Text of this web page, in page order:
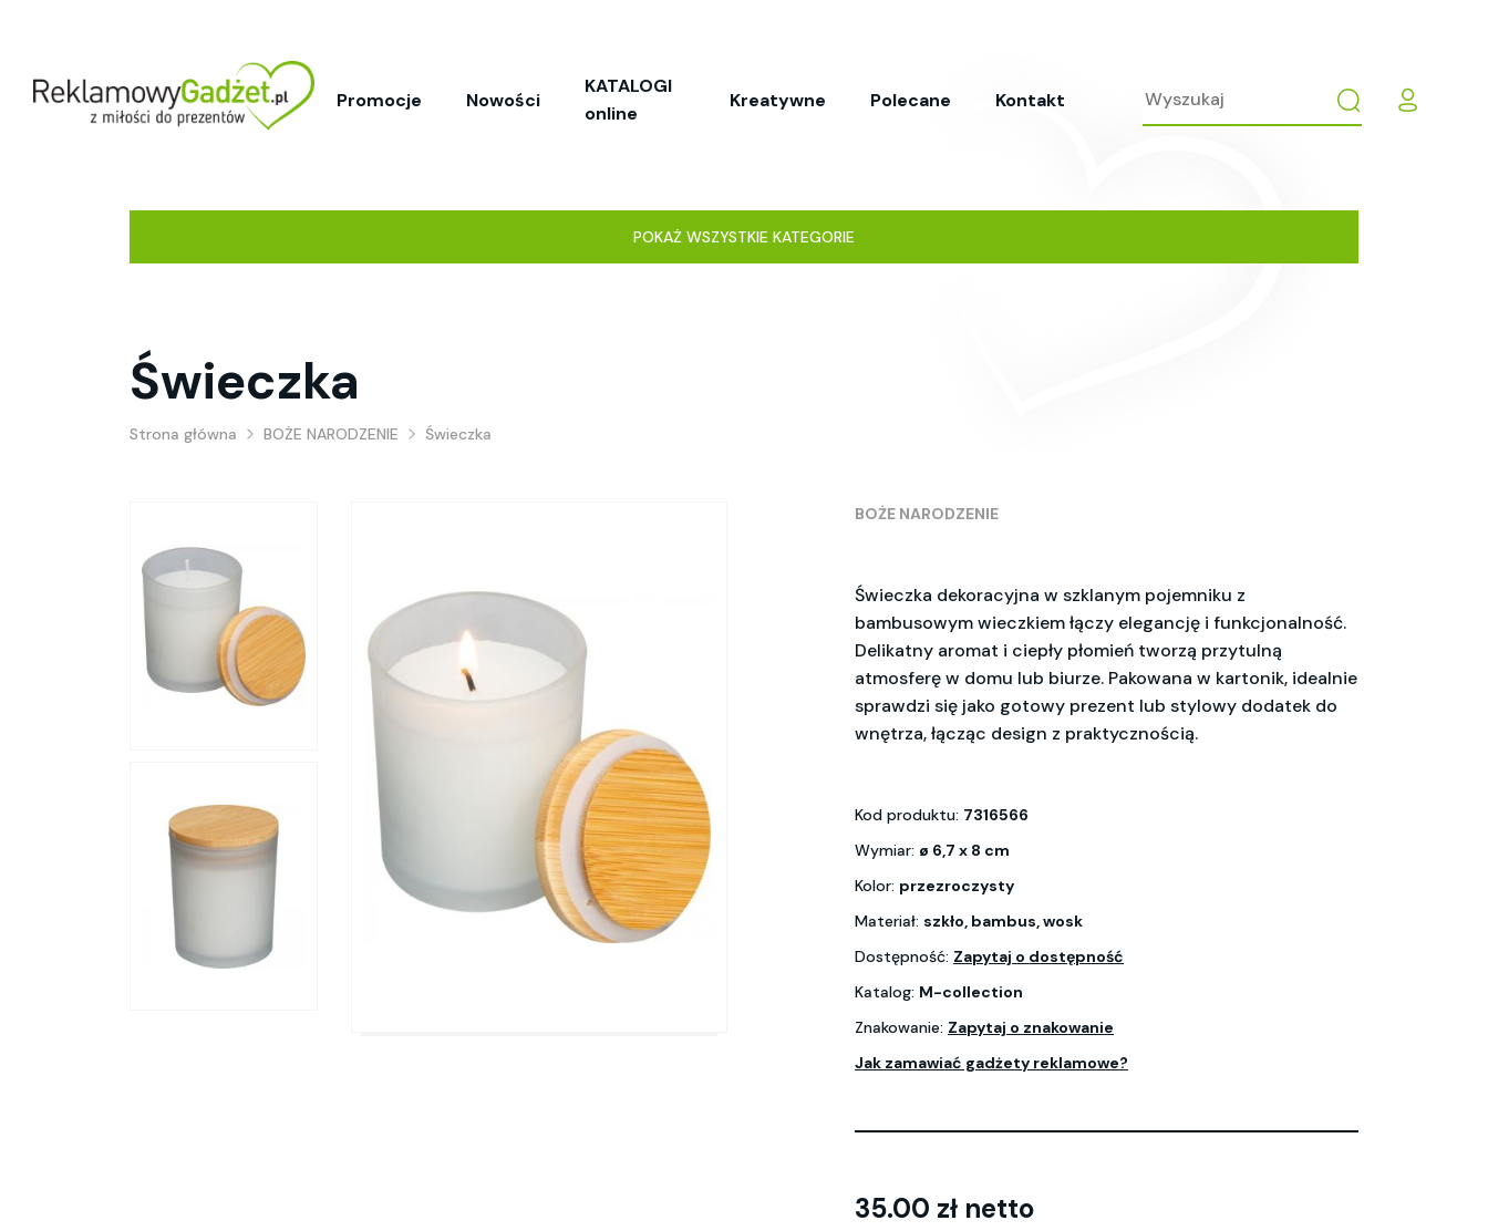
Promocje Nowości
KATALOGI
online
Kreatywne Polecane Kontakt
POKAŻ WSZYSTKIE KATEGORIE
Świeczka
Strona główna BOŻE NARODZENIE Świeczka
BOŻE NARODZENIE
Świeczka dekoracyjna w szklanym pojemniku z
bambusowym wieczkiem łączy elegancję i funkcjonalność.
Delikatny aromat i ciepły płomień tworzą przytulną
atmosferę w domu lub biurze. Pakowana w kartonik, idealnie
sprawdzi się jako gotowy prezent lub stylowy dodatek do
wnętrza, łącząc design z praktycznością.
Kod produktu: 7316566
Wymiar: ø 6,7 x 8 cm
Kolor: przezroczysty
Materiał: szkło, bambus, wosk
Dostępność: Zapytaj o dostępność
Katalog: M-collection
Znakowanie: Zapytaj o znakowanie
Jak zamawiać gadżety reklamowe?
35.00 zł netto